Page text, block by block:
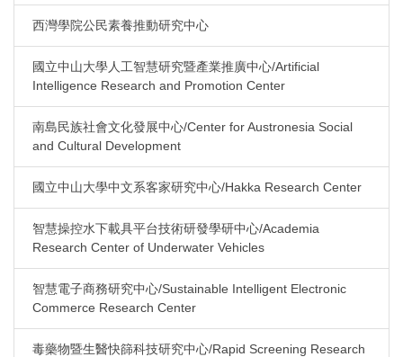
西灣學院公民素養推動研究中心
國立中山大學人工智慧研究暨產業推廣中心/Artificial
Intelligence Research and Promotion Center
南島民族社會文化發展中心/Center for Austronesia Social
and Cultural Development
國立中山大學中文系客家研究中心/Hakka Research Center
智慧操控水下載具平台技術研發學研中心/Academia
Research Center of Underwater Vehicles
智慧電子商務研究中心/Sustainable Intelligent Electronic
Commerce Research Center
毒藥物暨生醫快篩科技研究中心/Rapid Screening Research